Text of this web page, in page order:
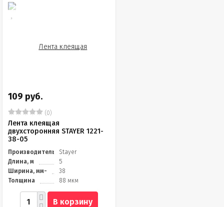
109 руб.
(0)
Лента клеящая
двухсторонняя STAYER 1221-
38-05
Производитель
Stayer
Длина, м
5
Ширина, мм-
38
Толщина
88 мкм
В корзину